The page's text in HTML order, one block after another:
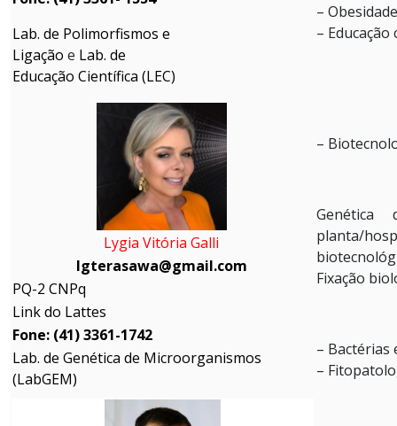
Lab. de Polimorfismos e
Ligação e Lab. de
Educação Científica (LEC)
– Obesidade
– Educação
Lygia Vitória Galli
lgterasawa@gmail.com
PQ-2 CNPq
Link do Lattes
Fone: (41) 3361-1742
Lab. de Genética de Microorganismos
(LabGEM)
–
Genética
planta/
Fixação
– Bactérias
–